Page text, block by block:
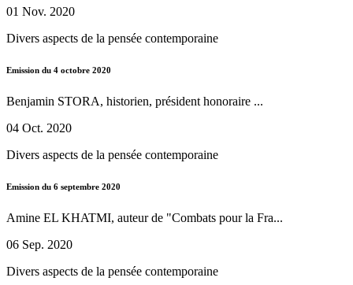
01 Nov. 2020
Divers aspects de la pensée contemporaine
Emission du 4 octobre 2020
Benjamin STORA, historien, président honoraire ...
04 Oct. 2020
Divers aspects de la pensée contemporaine
Emission du 6 septembre 2020
Amine EL KHATMI, auteur de "Combats pour la Fra...
06 Sep. 2020
Divers aspects de la pensée contemporaine